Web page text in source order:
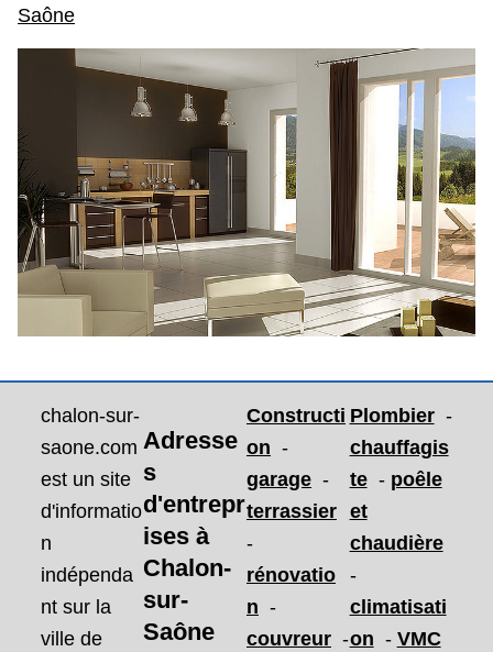
Saône
chalon-sur-
saone.com
est un site
d'informatio
n
indépenda
nt sur la
ville de
Adresse
s
d'entrepr
isesà
Chalon-
sur-
Saône
Constructi
on -
garage -
terrassier
-
rénovatio
n -
couvreur -
Plombier -
chauffagis
te - poêle
et
chaudière
-
climatisati
on - VMC